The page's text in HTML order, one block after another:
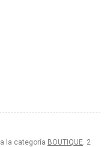
la categoría BOUTIQUE . 2